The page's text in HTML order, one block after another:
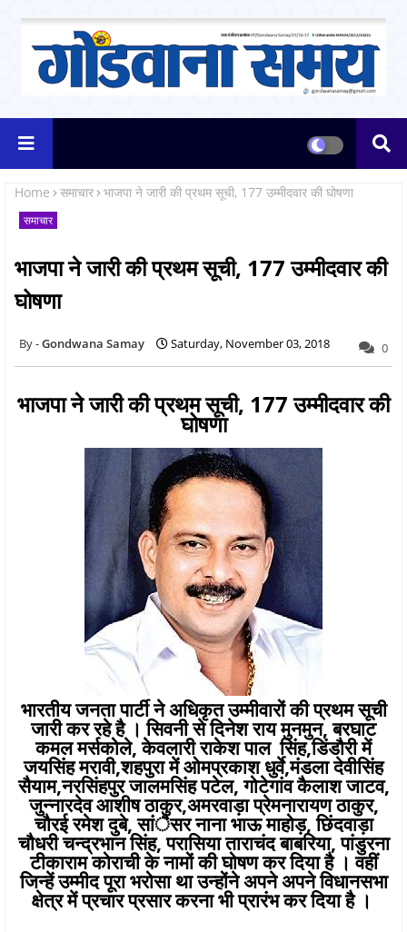
Home समाचार भाजपा ने जारी की प्रथम सूची, 177 उम्मीदवार की घोषणा
समाचार
भाजपा ने जारी की प्रथम सूची, 177 उम्मीदवार की
घोषणा
Gondwana Samay Saturday, November 03, 2018 0
भाजपा ने जारी की प्रथम सूची, 177 उम्मीदवार की
घोषणा
भारतीय जनता पार्टी ने अधिकृत उम्मीवारों की प्रथम सूची
जारी कर रहे है । सिवनी से दिनेश राय मुनमुन, बरघाट
कमल मर्सकोले, केवलारी राकेश पाल सिंह,डिंडौरी में
जयसिंह मरावी,शहपुरा में ओमप्रकाश धुर्वे,मंडला देवीसिंह
सैयाम,नरसिंहपुर जालमसिंह पटेल, गोटेगांव कैलाश जाटव,
जुन्नारदेव आशीष ठाकुर,अमरवाड़ा प्रेमनारायण ठाकुर,
चौरई रमेश दुबे, सांैसर नाना भाऊ माहोड़, छिंदवाड़ा
चौधरी चन्द्रभान सिंह, परासिया ताराचंद बाबरिया, पांडुरना
टीकाराम कोराची के नामों की घोषण कर दिया है । वहीं
जिन्हें उम्मीद पूरा भरोसा था उन्होंने अपने अपने विधानसभा
क्षेत्र में प्रचार प्रसार करना भी प्रारंभ कर दिया है ।